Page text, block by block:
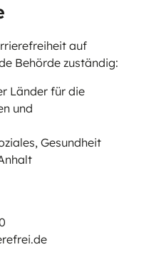
auf
Behörde zuständig:
Länder für die
und
Gesundheit